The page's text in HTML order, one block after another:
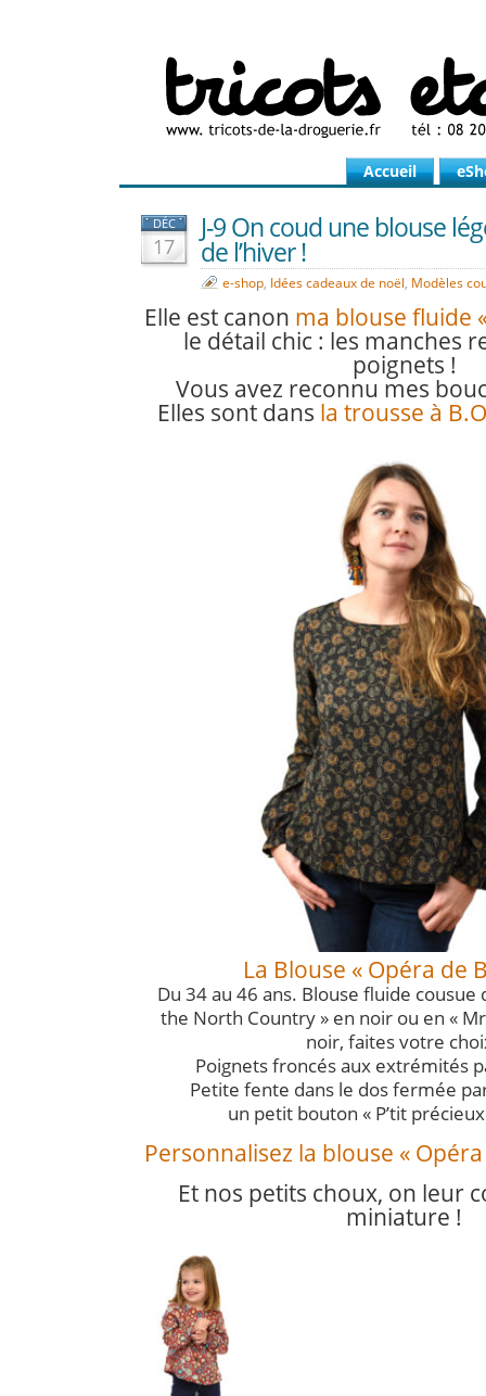
Accueil
DÉC
17
J-9 On coud une blouse
de l’hiver !
e-shop, Idées cadeaux de noël, Modèles
Elle est canon ma blouse fluide
le détail chic : les manches
poignets !
Vous avez reconnu mes
Elles sont dans la trousse à
La Blouse « Opéra de
Du 34 au 46 ans. Blouse fluide cousue
the North Country » en noir ou en «
noir, faites votre
Poignets froncés aux extrémités
Petite fente dans le dos fermée
un petit bouton « P’tit
Personnalisez la blouse «
Et nos petits choux, on leur
miniature !